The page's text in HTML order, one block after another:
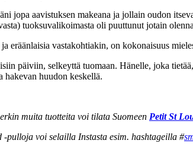
jopa aavistuksen makeana ja jollain oudon
tuoksuvalikoimasta oli puuttunut jotain
eräänlaisia vastakohtiakin, on kokonaisuus
päiviin, selkeyttä tuomaan. Hänelle, joka
hakevan huudon keskellä.
muita tuotteita voi tilata Suomeen Petit St
pulloja voi selailla Instasta esim. hashtageilla #